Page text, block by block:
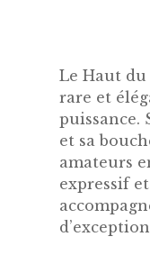
Le Haut
rare et
puissance.
et sa
amateurs
expressif